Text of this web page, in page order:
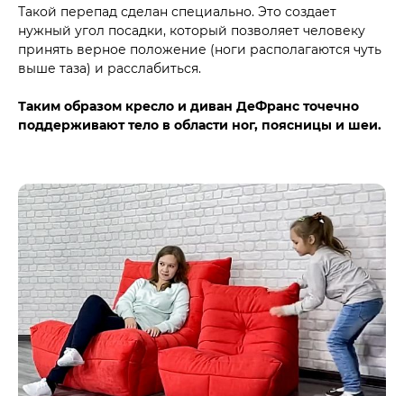
Такой перепад сделан специально. Это создает
нужный угол посадки, который позволяет человеку
принять верное положение (ноги располагаются чуть
выше таза) и расслабиться.
Таким образом кресло и диван ДеФранс точечно
поддерживают тело в области ног, поясницы и шеи.